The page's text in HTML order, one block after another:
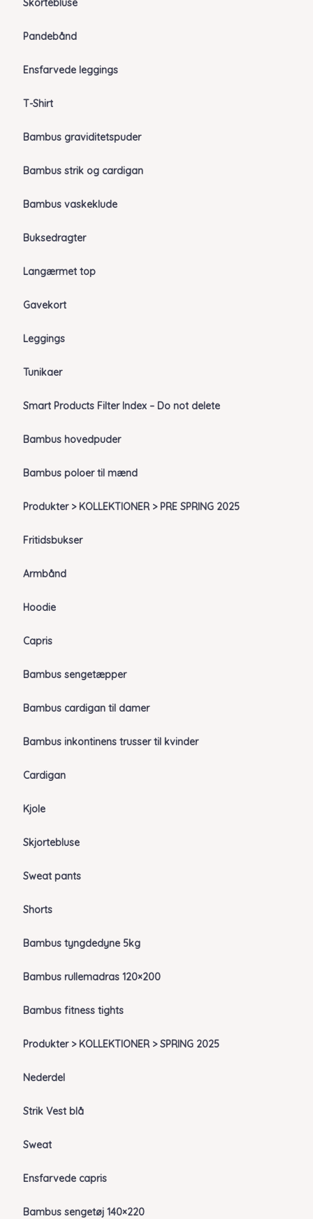
Skortebluse
Pandebånd
Ensfarvede leggings
T-Shirt
Bambus graviditetspuder
Bambus strik og cardigan
Bambus vaskeklude
Buksedragter
Langærmet top
Gavekort
Leggings
Tunikaer
Smart Products Filter Index – Do not delete
Bambus hovedpuder
Bambus poloer til mænd
Produkter > KOLLEKTIONER > PRE SPRING 2025
Fritidsbukser
Armbånd
Hoodie
Capris
Bambus sengetæpper
Bambus cardigan til damer
Bambus inkontinens trusser til kvinder
Cardigan
Kjole
Skjortebluse
Sweat pants
Shorts
Bambus tyngdedyne 5kg
Bambus rullemadras 120×200
Bambus fitness tights
Produkter > KOLLEKTIONER > SPRING 2025
Nederdel
Strik Vest blå
Sweat
Ensfarvede capris
Bambus sengetøj 140×220